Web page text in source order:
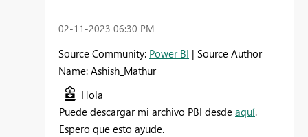
‎02-11-2023 06:30 PM
Source Community: Power BI | Source Author
Name: Ashish_Mathur
Hola
Puede descargar mi archivo PBI desde aquí.
Espero que esto ayude.